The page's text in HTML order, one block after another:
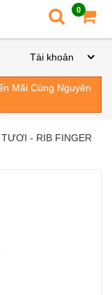
0
Tài khoản
Mãi Cùng Nguyên
- RIB FINGER